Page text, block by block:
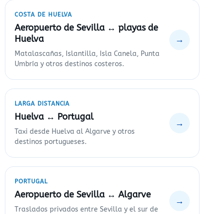
COSTA DE HUELVA
Aeropuerto de Sevilla ↔ playas de
Huelva
Matalascañas, Islantilla, Isla Canela, Punta
Umbría y otros destinos costeros.
→
LARGA DISTANCIA
Huelva ↔ Portugal
Taxi desde Huelva al Algarve y otros
destinos portugueses.
→
PORTUGAL
Aeropuerto de Sevilla ↔ Algarve
Traslados privados entre Sevilla y el sur de
→